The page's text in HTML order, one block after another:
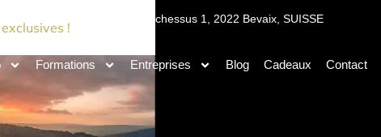
Ch d'Archessus 1, 2022 Bevaix, SUISSE
Formations Entreprises Blog Cadeaux Contact
!